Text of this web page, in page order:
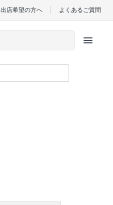
出店希望の方へ よくあるご質問
menu